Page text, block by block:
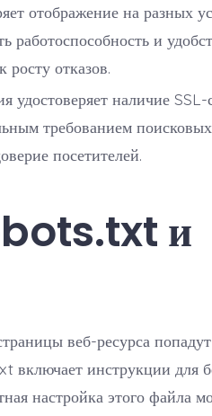
отображение на разных
работоспособность и
отказов.
удостоверяет наличие SSL-
требованием
посетителей.
и
веб-ресурса
включает инструкции для
настройка этого файла